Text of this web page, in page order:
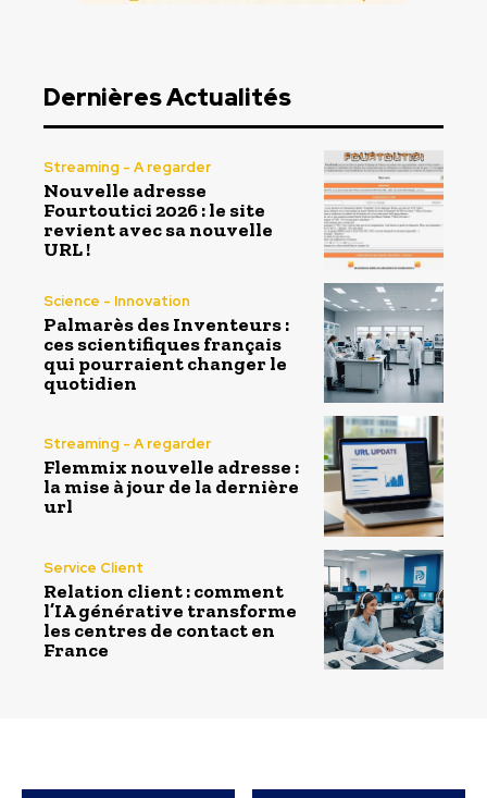
Dernières Actualités
Streaming - A regarder
Nouvelle adresse
Fourtoutici 2026 : le site
revient avec sa nouvelle
URL !
Science - Innovation
Palmarès des Inventeurs :
ces scientifiques français
qui pourraient changer le
quotidien
Streaming - A regarder
Flemmix nouvelle adresse :
la mise à jour de la dernière
url
Service Client
Relation client : comment
l’IA générative transforme
les centres de contact en
France